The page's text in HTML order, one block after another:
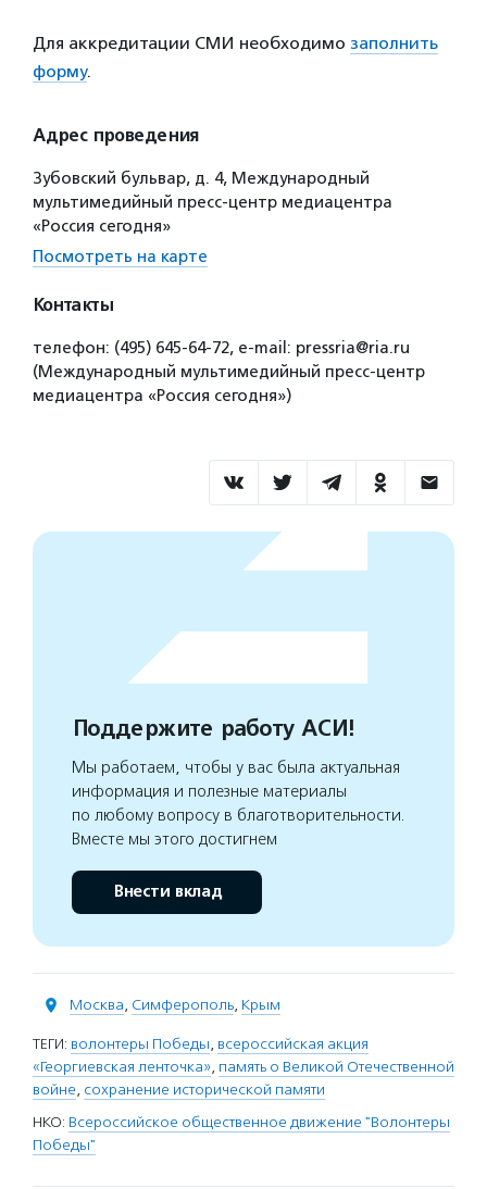
Для аккредитации СМИ необходимо заполнить
форму.
Адрес проведения
Зубовский бульвар, д. 4, Международный
мультимедийный пресс-центр медиацентра
«Россия сегодня»
Посмотреть на карте
Контакты
телефон: (495) 645-64-72, е-mail: pressria@ria.ru
(Международный мультимедийный пресс-центр
медиацентра «Россия сегодня»)
Поддержите работу АСИ!
Мы работаем, чтобы у вас была актуальная
информация и полезные материалы
по любому вопросу в благотворительности.
Вместе мы этого достигнем
Внести вклад
Москва, Симферополь, Крым
ТЕГИ: волонтеры Победы, всероссийская акция
«Георгиевская ленточка», память о Великой Отечественной
войне, сохранение исторической памяти
НКО: Всероссийское общественное движение "Волонтеры
Победы"